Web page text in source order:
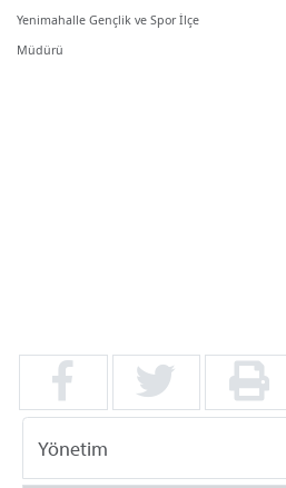
Yenimahalle Gençlik ve Spor İlçe
Müdürü
Yönetim